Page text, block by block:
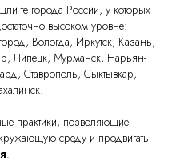
те города России, у которых
высоком уровне:
Вологда, Иркутск, Казань,
Липецк, Мурманск, Нарьян-
Ставрополь, Сыктывкар,
практики, позволяющие
среду и продвигать
.​​​​​